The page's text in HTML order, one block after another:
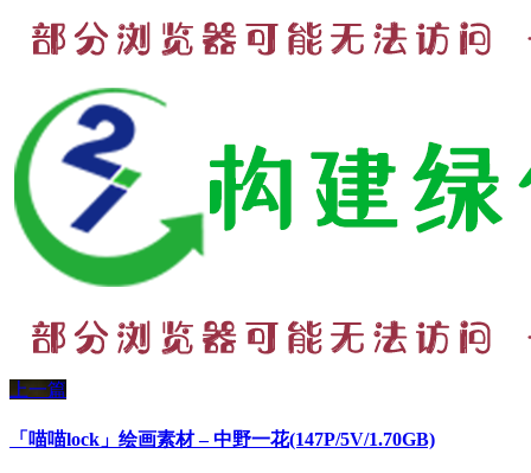
上一篇
「喵喵lock」绘画素材 – 中野一花(147P/5V/1.70GB)